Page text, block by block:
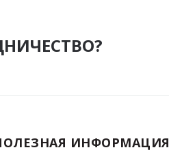
ИНФОРМАЦИЯ